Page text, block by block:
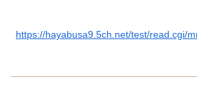
https://hayabusa9.5ch.net/test/read.cgi/